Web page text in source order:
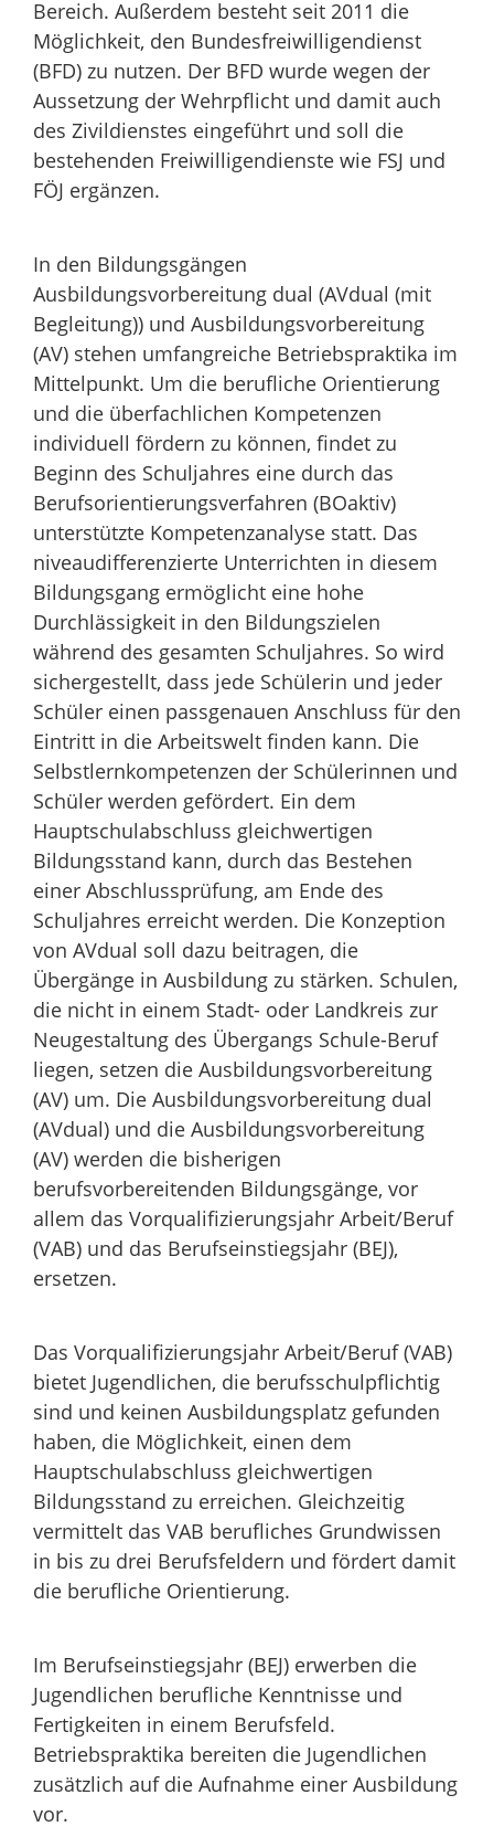
Bereich. Außerdem besteht seit 2011 die
Möglichkeit, den Bundesfreiwilligendienst
(BFD) zu nutzen. Der BFD wurde wegen der
Aussetzung der Wehrpflicht und damit auch
des Zivildienstes eingeführt und soll die
bestehenden Freiwilligendienste wie FSJ und
FÖJ ergänzen.
In den Bildungsgängen
Ausbildungsvorbereitung dual (AVdual (mit
Begleitung)) und Ausbildungsvorbereitung
(AV) stehen umfangreiche Betriebspraktika im
Mittelpunkt. Um die berufliche Orientierung
und die überfachlichen Kompetenzen
individuell fördern zu können, findet zu
Beginn des Schuljahres eine durch das
Berufsorientierungsverfahren (BOaktiv)
unterstützte Kompetenzanalyse statt. Das
niveaudifferenzierte Unterrichten in diesem
Bildungsgang ermöglicht eine hohe
Durchlässigkeit in den Bildungszielen
während des gesamten Schuljahres. So wird
sichergestellt, dass jede Schülerin und jeder
Schüler einen passgenauen Anschluss für den
Eintritt in die Arbeitswelt finden kann. Die
Selbstlernkompetenzen der Schülerinnen und
Schüler werden gefördert. Ein dem
Hauptschulabschluss gleichwertigen
Bildungsstand kann, durch das Bestehen
einer Abschlussprüfung, am Ende des
Schuljahres erreicht werden. Die Konzeption
von AVdual soll dazu beitragen, die
Übergänge in Ausbildung zu stärken. Schulen,
die nicht in einem Stadt- oder Landkreis zur
Neugestaltung des Übergangs Schule-Beruf
liegen, setzen die Ausbildungsvorbereitung
(AV) um. Die Ausbildungsvorbereitung dual
(AVdual) und die Ausbildungsvorbereitung
(AV) werden die bisherigen
berufsvorbereitenden Bildungsgänge, vor
allem das Vorqualifizierungsjahr Arbeit/Beruf
(VAB) und das Berufseinstiegsjahr (BEJ),
ersetzen.
Das Vorqualifizierungsjahr Arbeit/Beruf (VAB)
bietet Jugendlichen, die berufsschulpflichtig
sind und keinen Ausbildungsplatz gefunden
haben, die Möglichkeit, einen dem
Hauptschulabschluss gleichwertigen
Bildungsstand zu erreichen. Gleichzeitig
vermittelt das VAB berufliches Grundwissen
in bis zu drei Berufsfeldern und fördert damit
die berufliche Orientierung.
Im Berufseinstiegsjahr (BEJ) erwerben die
Jugendlichen berufliche Kenntnisse und
Fertigkeiten in einem Berufsfeld.
Betriebspraktika bereiten die Jugendlichen
zusätzlich auf die Aufnahme einer Ausbildung
vor.